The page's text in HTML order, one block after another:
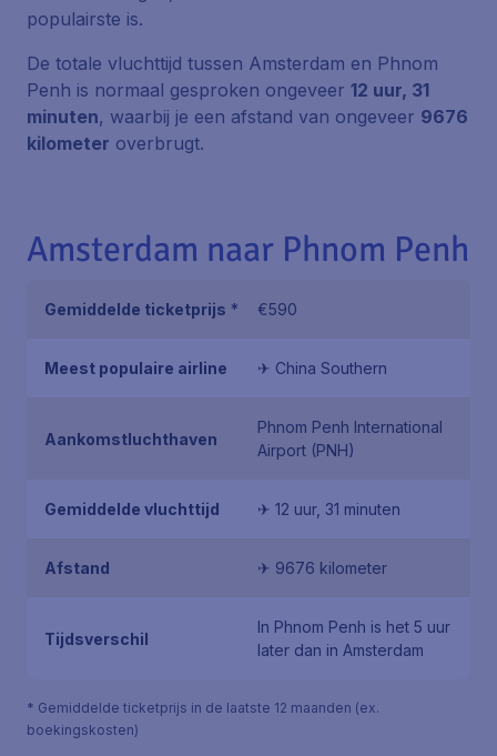
populairste is.
De totale vluchttijd tussen Amsterdam en Phnom
Penh is normaal gesproken ongeveer 12 uur, 31
minuten, waarbij je een afstand van ongeveer 9676
kilometer overbrugt.
Amsterdam naar Phnom Penh
Gemiddelde ticketprijs * €590
Meest populaire airline ✈ China Southern
Aankomstluchthaven
Phnom Penh International
Airport (PNH)
Gemiddelde vluchttijd ✈ 12 uur, 31 minuten
Afstand ✈ 9676 kilometer
Tijdsverschil
In Phnom Penh is het 5 uur
later dan in Amsterdam
* Gemiddelde ticketprijs in de laatste 12 maanden (ex.
boekingskosten)